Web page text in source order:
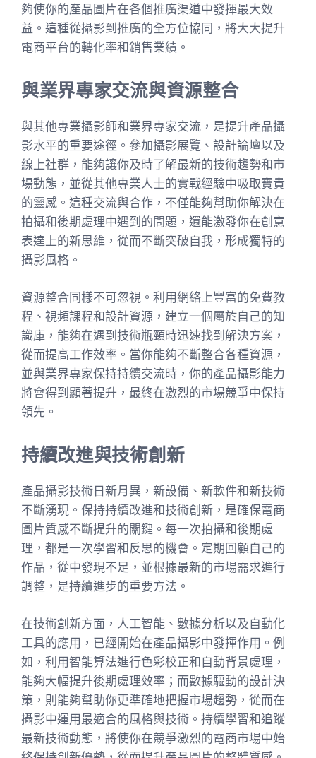
夠使你的產品圖片在各個推廣渠道中發揮最大效
益。這種從攝影到推廣的全方位協同，將大大提升
電商平台的轉化率和銷售業績。
與業界專家交流與資源整合
與其他專業攝影師和業界專家交流，是提升產品攝
影水平的重要途徑。參加攝影展覽、設計論壇以及
線上社群，能夠讓你及時了解最新的技術趨勢和市
場動態，並從其他專業人士的實戰經驗中吸取寶貴
的靈感。這種交流與合作，不僅能夠幫助你解決在
拍攝和後期處理中遇到的問題，還能激發你在創意
表達上的新思維，從而不斷突破自我，形成獨特的
攝影風格。
資源整合同樣不可忽視。利用網絡上豐富的免費教
程、視頻課程和設計資源，建立一個屬於自己的知
識庫，能夠在遇到技術瓶頸時迅速找到解決方案，
從而提高工作效率。當你能夠不斷整合各種資源，
並與業界專家保持持續交流時，你的產品攝影能力
將會得到顯著提升，最終在激烈的市場競爭中保持
領先。
持續改進與技術創新
產品攝影技術日新月異，新設備、新軟件和新技術
不斷湧現。保持持續改進和技術創新，是確保電商
圖片質感不斷提升的關鍵。每一次拍攝和後期處
理，都是一次學習和反思的機會。定期回顧自己的
作品，從中發現不足，並根據最新的市場需求進行
調整，是持續進步的重要方法。
在技術創新方面，人工智能、數據分析以及自動化
工具的應用，已經開始在產品攝影中發揮作用。例
如，利用智能算法進行色彩校正和自動背景處理，
能夠大幅提升後期處理效率；而數據驅動的設計決
策，則能夠幫助你更準確地把握市場趨勢，從而在
攝影中運用最適合的風格與技術。持續學習和追蹤
最新技術動態，將使你在競爭激烈的電商市場中始